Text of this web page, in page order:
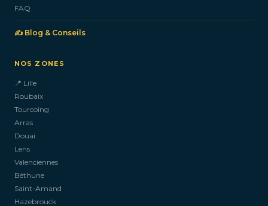
FAQ
✍️ Blog & Conseils
NOS ZONES
📍 Lille
Roubaix
Tourcoing
Arras
Douai
Lens
Valenciennes
Béthune
Saint-Amand
Hazebrouck